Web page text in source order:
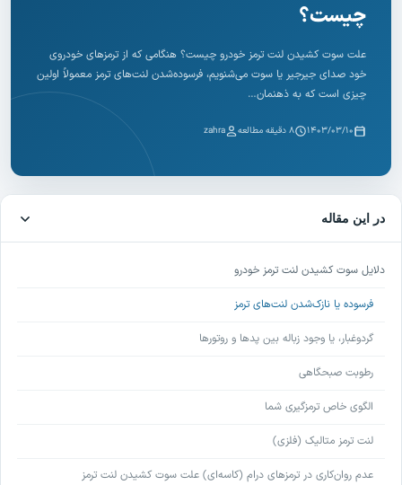
چیست؟
علت سوت کشیدن لنت ترمز خودرو چیست؟ هنگامی که از ترمزهای خودروی
خود صدای جیرجیر یا سوت می‌شنویم، فرسوده‌شدن لنت‌های ترمز معمولاً اولین
چیزی است که به ذهنمان…
۱۴۰۳/۰۳/۱۰ ۸ دقیقه مطالعه zahra
در این مقاله
دلایل سوت کشیدن لنت ترمز خودرو
فرسوده یا نازک‌شدن لنت‌های ترمز
گردوغبار، یا وجود زباله بین پدها و روتورها
رطوبت صبحگاهی
الگوی خاص ترمزگیری شما
لنت ترمز متالیک (فلزی)
عدم روان‌کاری در ترمزهای درام (کاسه‌ای) علت سوت کشیدن لنت ترمز